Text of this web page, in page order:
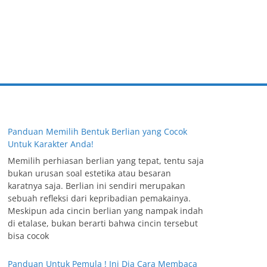
Panduan Memilih Bentuk Berlian yang Cocok
Untuk Karakter Anda!
Memilih perhiasan berlian yang tepat, tentu saja
bukan urusan soal estetika atau besaran
karatnya saja. Berlian ini sendiri merupakan
sebuah refleksi dari kepribadian pemakainya.
Meskipun ada cincin berlian yang nampak indah
di etalase, bukan berarti bahwa cincin tersebut
bisa cocok
Panduan Untuk Pemula ! Ini Dia Cara Membaca